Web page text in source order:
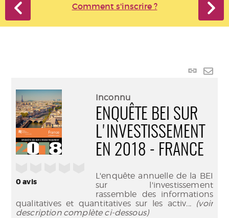
Comment s'inscrire ?
Lien
0avis
Inconnu
ENQUÊTE BEI SUR
L'INVESTISSEMENT
EN 2018 - FRANCE
L'enquête annuelle de la BEI
sur l'investissement
rassemble des informations
qualitatives et quantitatives sur les activ... (voir
description complète ci-dessous)